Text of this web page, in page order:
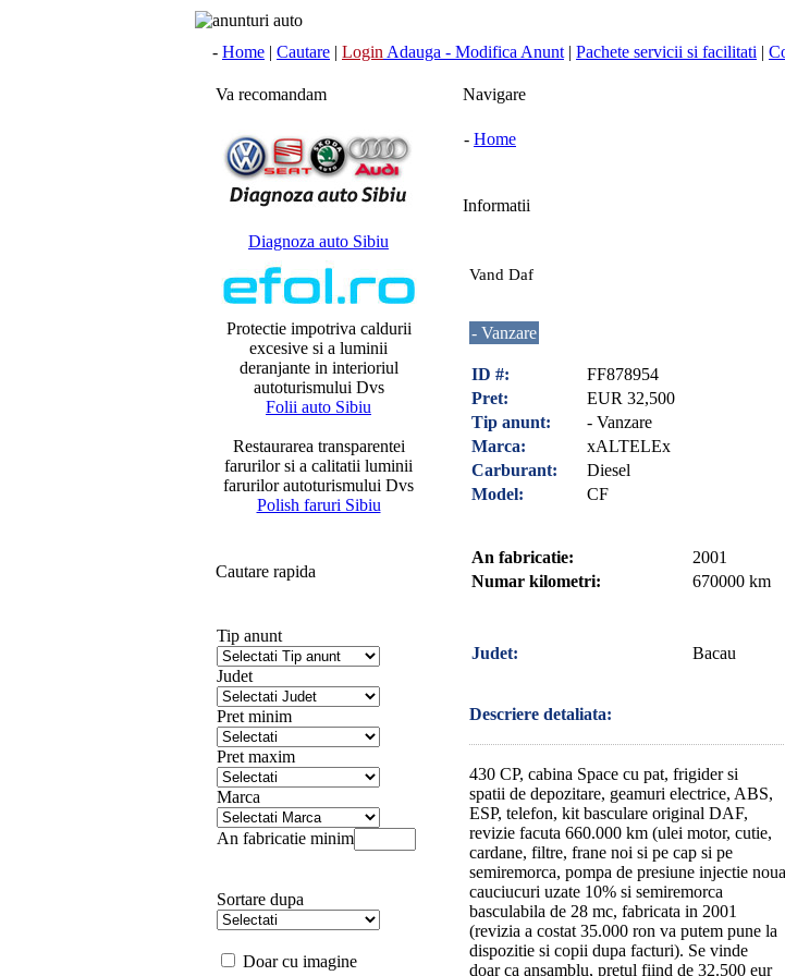
- Home | Cautare | Login Adauga - Modifica Anunt | Pachete servicii si facilitati |
Va recomandam
Diagnoza auto Sibiu
Protectie impotriva caldurii
excesive si a luminii
deranjante in interioriul
autoturismului Dvs
Folii auto Sibiu
Restaurarea transparentei
farurilor si a calitatii luminii
farurilor autoturismului Dvs
Polish faruri Sibiu
Cautare rapida
Tip anunt
Judet
Pret minim
Pret maxim
Marca
An fabricatie minim
Sortare dupa
Doar cu imagine
Navigare
- Home
Informatii
Vand Daf
- Vanzare
ID #:
FF878954
Pret:
EUR 32,500
Tip anunt:
- Vanzare
Marca:
xALTELEx
Carburant:
Diesel
Model:
CF
An fabricatie:
2001
Numar kilometri:
670000 km
Judet: Bacau
Descriere detaliata:
430 CP, cabina Space cu pat, frigider si
spatii de depozitare, geamuri electrice, ABS,
ESP, telefon, kit basculare original DAF,
revizie facuta 660.000 km (ulei motor, cutie,
cardane, filtre, frane noi si pe cap si pe
semiremorca, pompa de presiune injectie
cauciucuri uzate 10% si semiremorca
basculabila de 28 mc, fabricata in 2001
(revizia a costat 35.000 ron va putem pune la
dispozitie si copii dupa facturi). Se vinde
doar ca ansamblu, pretul fiind de 32.500 eur